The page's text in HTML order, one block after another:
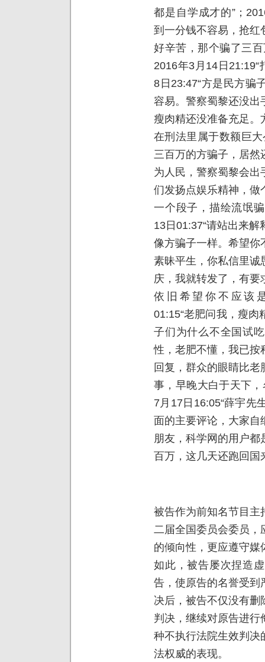
都是自学成才的”；
到一分钱不容易，抢红
好辛苦，那个骗了三
2016年3月14日21:19“
8日23:47“方是民方骗
容易。警察蜀黎还没出
瘦肉精还没准备充足
在刑法里属于数额巨
三百万的方骗子，居
为人民，警察蜀黎会
们发扬点娱乐精神，做
一个段子，描绘流氓
13日01:37“请站出来
像方骗子一样。希望你
素昧平生，你私信里诚
庆，我就转发了，有
依旧希望你不应该
01:15“老肥问我，瘦
子们为什么不全国试
性，老肥不懂，我已按
回复，群众的眼睛比
事，早晚大白于天下
7月17日16:05“薛宇先
面的主要评论，大家自
朋友，科学网的用户
百万，这几天还跑回国
被告作为前知名节目主
二届全国委员会委员
的倾向性，更应遵守
如此，被告屡次捏造
告，使原告的名誉受到
决后，被告不仅没有
判决，继续对原告进
种不执行法院生效判决
法权威的表现。